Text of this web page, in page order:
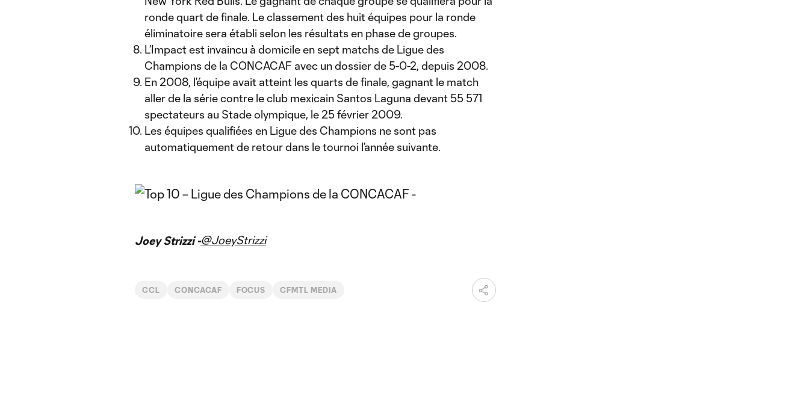
ronde quart de finale. Le classement des huit équipes pour la ronde
éliminatoire sera établi selon les résultats en phase de groupes.
L’Impact est invaincu à domicile en sept matchs de Ligue des
Champions de la CONCACAF avec un dossier de 5-0-2, depuis 2008.
En 2008, l’équipe avait atteint les quarts de finale, gagnant le match
aller de la série contre le club mexicain Santos Laguna devant 55 571
spectateurs au Stade olympique, le 25 février 2009.
Les équipes qualifiées en Ligue des Champions ne sont pas
automatiquement de retour dans le tournoi l’année suivante.
Joey Strizzi -@JoeyStrizzi
CCL CONCACAF FOCUS CFMTL MEDIA